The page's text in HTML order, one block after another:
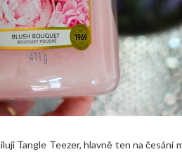
Tangle Teezer, hlavně ten na česání